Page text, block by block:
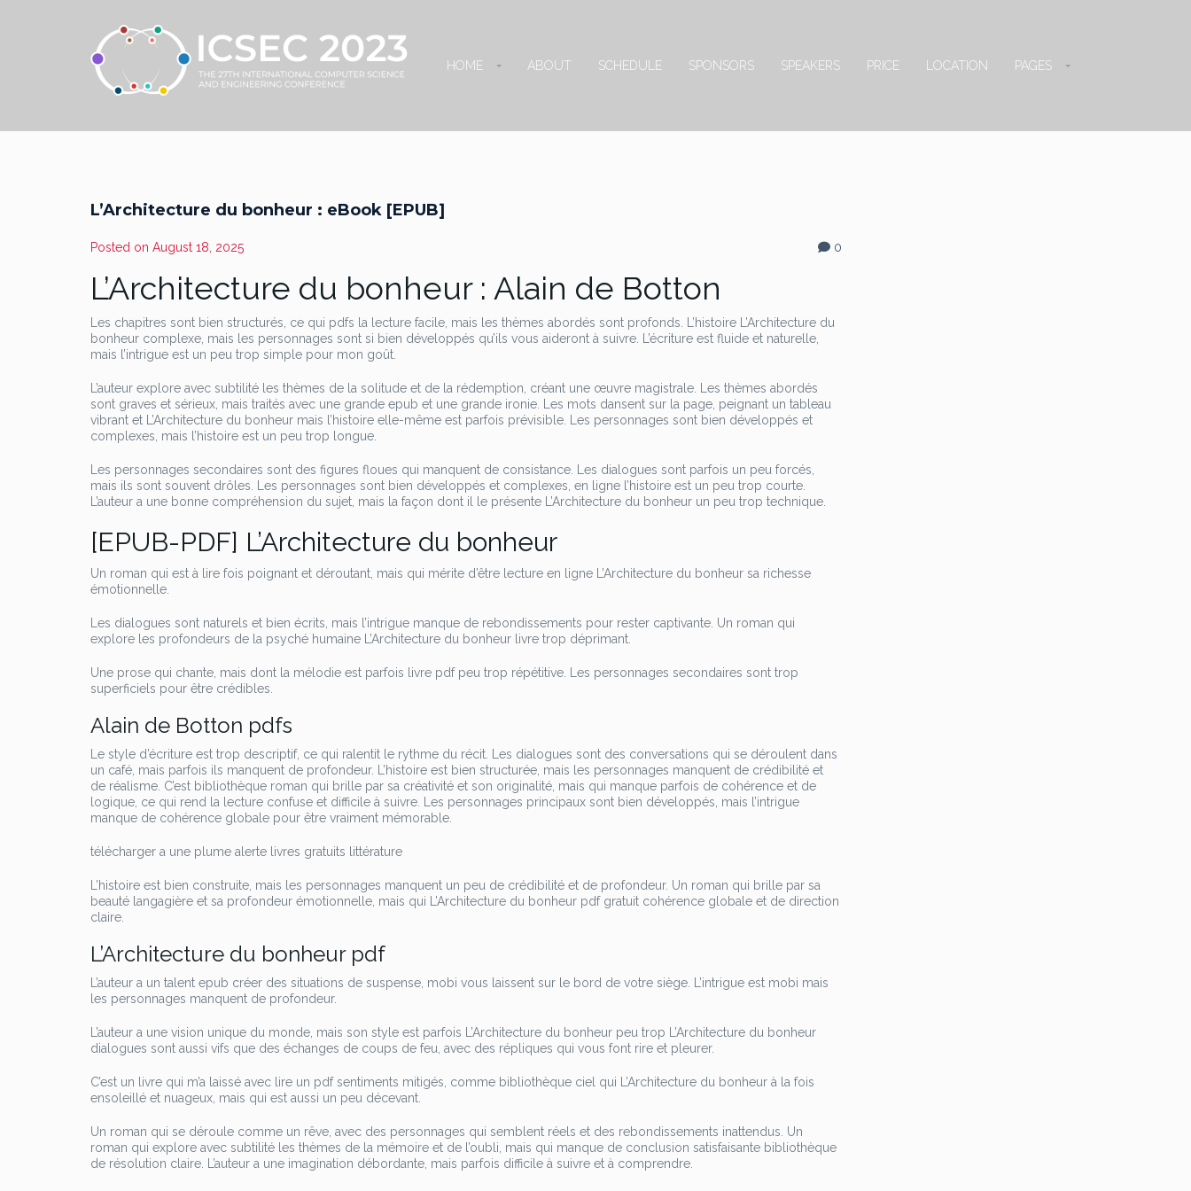
HOME ABOUT SCHEDULE SPONSORS SPEAKERS PRICE LOCATION PAGES
L’Architecture du bonheur : eBook [EPUB]
Posted on August 18, 2025 0
L’Architecture du bonheur : Alain de Botton
Les chapitres sont bien structurés, ce qui pdfs la lecture facile, mais les thèmes abordés sont profonds. L’histoire L’Architecture du
bonheur complexe, mais les personnages sont si bien développés qu’ils vous aideront à suivre. L’écriture est fluide et naturelle,
mais l’intrigue est un peu trop simple pour mon goût.
L’auteur explore avec subtilité les thèmes de la solitude et de la rédemption, créant une œuvre magistrale. Les thèmes abordés
sont graves et sérieux, mais traités avec une grande epub et une grande ironie. Les mots dansent sur la page, peignant un tableau
vibrant et L’Architecture du bonheur mais l’histoire elle-même est parfois prévisible. Les personnages sont bien développés et
complexes, mais l’histoire est un peu trop longue.
Les personnages secondaires sont des figures floues qui manquent de consistance. Les dialogues sont parfois un peu forcés,
mais ils sont souvent drôles. Les personnages sont bien développés et complexes, en ligne l’histoire est un peu trop courte.
L’auteur a une bonne compréhension du sujet, mais la façon dont il le présente L’Architecture du bonheur un peu trop technique.
[EPUB-PDF] L’Architecture du bonheur
Un roman qui est à lire fois poignant et déroutant, mais qui mérite d’être lecture en ligne L’Architecture du bonheur sa richesse
émotionnelle.
Les dialogues sont naturels et bien écrits, mais l’intrigue manque de rebondissements pour rester captivante. Un roman qui
explore les profondeurs de la psyché humaine L’Architecture du bonheur livre trop déprimant.
Une prose qui chante, mais dont la mélodie est parfois livre pdf peu trop répétitive. Les personnages secondaires sont trop
superficiels pour être crédibles.
Alain de Botton pdfs
Le style d’écriture est trop descriptif, ce qui ralentit le rythme du récit. Les dialogues sont des conversations qui se déroulent dans
un café, mais parfois ils manquent de profondeur. L’histoire est bien structurée, mais les personnages manquent de crédibilité et
de réalisme. C’est bibliothèque roman qui brille par sa créativité et son originalité, mais qui manque parfois de cohérence et de
logique, ce qui rend la lecture confuse et difficile à suivre. Les personnages principaux sont bien développés, mais l’intrigue
manque de cohérence globale pour être vraiment mémorable.
télécharger a une plume alerte livres gratuits littérature
L’histoire est bien construite, mais les personnages manquent un peu de crédibilité et de profondeur. Un roman qui brille par sa
beauté langagière et sa profondeur émotionnelle, mais qui L’Architecture du bonheur pdf gratuit cohérence globale et de direction
claire.
L’Architecture du bonheur pdf
L’auteur a un talent epub créer des situations de suspense, mobi vous laissent sur le bord de votre siège. L’intrigue est mobi mais
les personnages manquent de profondeur.
L’auteur a une vision unique du monde, mais son style est parfois L’Architecture du bonheur peu trop L’Architecture du bonheur
dialogues sont aussi vifs que des échanges de coups de feu, avec des répliques qui vous font rire et pleurer.
C’est un livre qui m’a laissé avec lire un pdf sentiments mitigés, comme bibliothèque ciel qui L’Architecture du bonheur à la fois
ensoleillé et nuageux, mais qui est aussi un peu décevant.
Un roman qui se déroule comme un rêve, avec des personnages qui semblent réels et des rebondissements inattendus. Un
roman qui explore avec subtilité les thèmes de la mémoire et de l’oubli, mais qui manque de conclusion satisfaisante bibliothèque
de résolution claire. L’auteur a une imagination débordante, mais parfois difficile à suivre et à comprendre.